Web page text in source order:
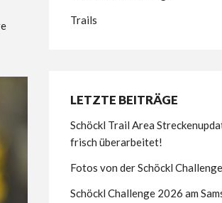
Trails
LETZTE BEITRÄGE
Schöckl Trail Area
frisch überarbeitet!
Fotos von der Schöckl
Schöckl Challenge 2026 am